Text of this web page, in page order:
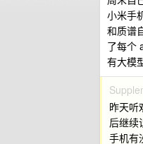
小米手
和质谱
了每个
有大模
昨天听
后继续
手机有